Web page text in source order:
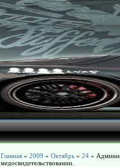
Главная » 2009 » Октябрь » 24 »
медосвидетельствовании.